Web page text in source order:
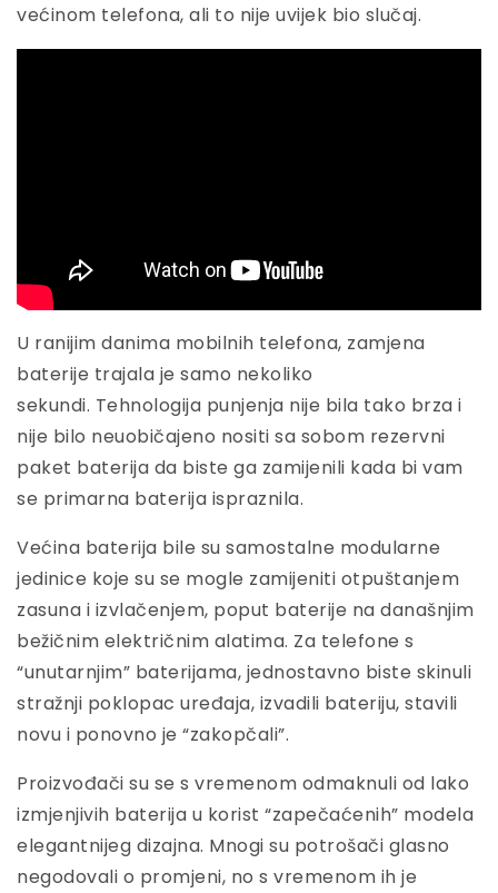
većinom telefona, ali to nije uvijek bio slučaj.
U ranijim danima mobilnih telefona, zamjena
baterije trajala je samo nekoliko
sekundi. Tehnologija punjenja nije bila tako brza i
nije bilo neuobičajeno nositi sa sobom rezervni
paket baterija da biste ga zamijenili kada bi vam
se primarna baterija ispraznila.
Većina baterija bile su samostalne modularne
jedinice koje su se mogle zamijeniti otpuštanjem
zasuna i izvlačenjem, poput baterije na današnjim
bežičnim električnim alatima. Za telefone s
“unutarnjim” baterijama, jednostavno biste skinuli
stražnji poklopac uređaja, izvadili bateriju, stavili
novu i ponovno je “zakopčali”.
Proizvođači su se s vremenom odmaknuli od lako
izmjenjivih baterija u korist “zapečaćenih” modela
elegantnijeg dizajna. Mnogi su potrošači glasno
negodovali o promjeni, no s vremenom ih je